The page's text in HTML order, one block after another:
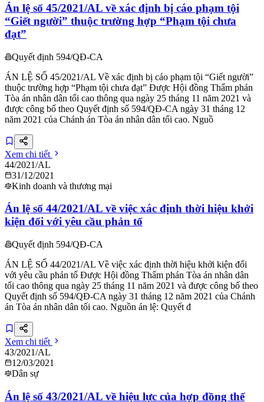
Án lệ số 45/2021/AL về xác định bị cáo phạm tội
“Giết người” thuộc trường hợp “Phạm tội chưa
đạt”
Quyết định 594/QĐ-CA
ÁN LỆ SỐ 45/2021/AL Về xác định bị cáo phạm tội “Giết người”
thuộc trường hợp “Phạm tội chưa đạt” Được Hội đồng Thẩm phán
Tòa án nhân dân tối cao thông qua ngày 25 tháng 11 năm 2021 và
được công bố theo Quyết định số 594/QĐ-CA ngày 31 tháng 12
năm 2021 của Chánh án Tòa án nhân dân tối cao. Nguồ
Xem chi tiết
44/2021/AL
31/12/2021
Kinh doanh và thương mại
Án lệ số 44/2021/AL về việc xác định thời hiệu khởi
kiện đối với yêu cầu phản tố
Quyết định 594/QĐ-CA
ÁN LỆ SỐ 44/2021/AL Về việc xác định thời hiệu khởi kiện đối
với yêu cầu phản tố Được Hội đồng Thẩm phán Tòa án nhân dân
tối cao thông qua ngày 25 tháng 11 năm 2021 và được công bố theo
Quyết định số 594/QĐ-CA ngày 31 tháng 12 năm 2021 của Chánh
án Tòa án nhân dân tối cao. Nguồn án lệ: Quyết đ
Xem chi tiết
43/2021/AL
12/03/2021
Dân sự
Án lệ số 43/2021/AL về hiệu lực của hợp đồng thế